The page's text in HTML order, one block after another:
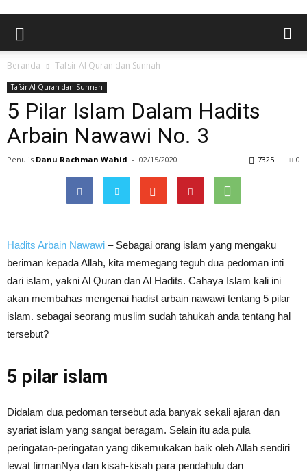
Beranda Tafsir Al Quran dan Sunnah
Tafsir Al Quran dan Sunnah
5 Pilar Islam Dalam Hadits
Arbain Nawawi No. 3
Penulis Danu Rachman Wahid - 02/15/2020 0
7325
Hadits Arbain Nawawi – Sebagai orang islam yang mengaku
beriman kepada Allah, kita memegang teguh dua pedoman inti
dari islam, yakni Al Quran dan Al Hadits. Cahaya Islam kali ini
akan membahas mengenai hadist arbain nawawi tentang 5 pilar
islam. sebagai seorang muslim sudah tahukah anda tentang hal
tersebut?
5 pilar islam
Didalam dua pedoman tersebut ada banyak sekali ajaran dan
syariat islam yang sangat beragam. Selain itu ada pula
peringatan-peringatan yang dikemukakan baik oleh Allah sendiri
lewat firmanNya dan kisah-kisah para pendahulu dan